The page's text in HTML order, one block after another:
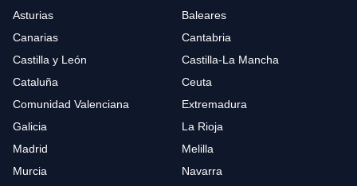
Asturias
Baleares
Canarias
Cantabria
Castilla y León
Castilla-La Mancha
Cataluña
Ceuta
Comunidad Valenciana
Extremadura
Galicia
La Rioja
Madrid
Melilla
Murcia
Navarra